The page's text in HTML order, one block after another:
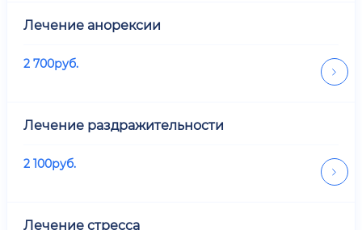
Лечение анорексии
2 700руб.
Лечение раздражительности
2 100руб.
Лечение стресса